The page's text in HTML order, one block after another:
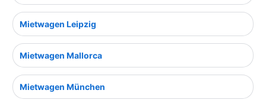
Mietwagen Leipzig
Mietwagen Mallorca
Mietwagen München